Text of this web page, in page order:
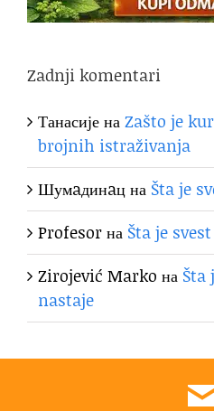
Zadnji komentari
ТанасијенаZašto je
brojnih istraživanja
Шумaдинaцна Šta je
Profesorна Šta je
Zirojević Marko на Šta
nastaje